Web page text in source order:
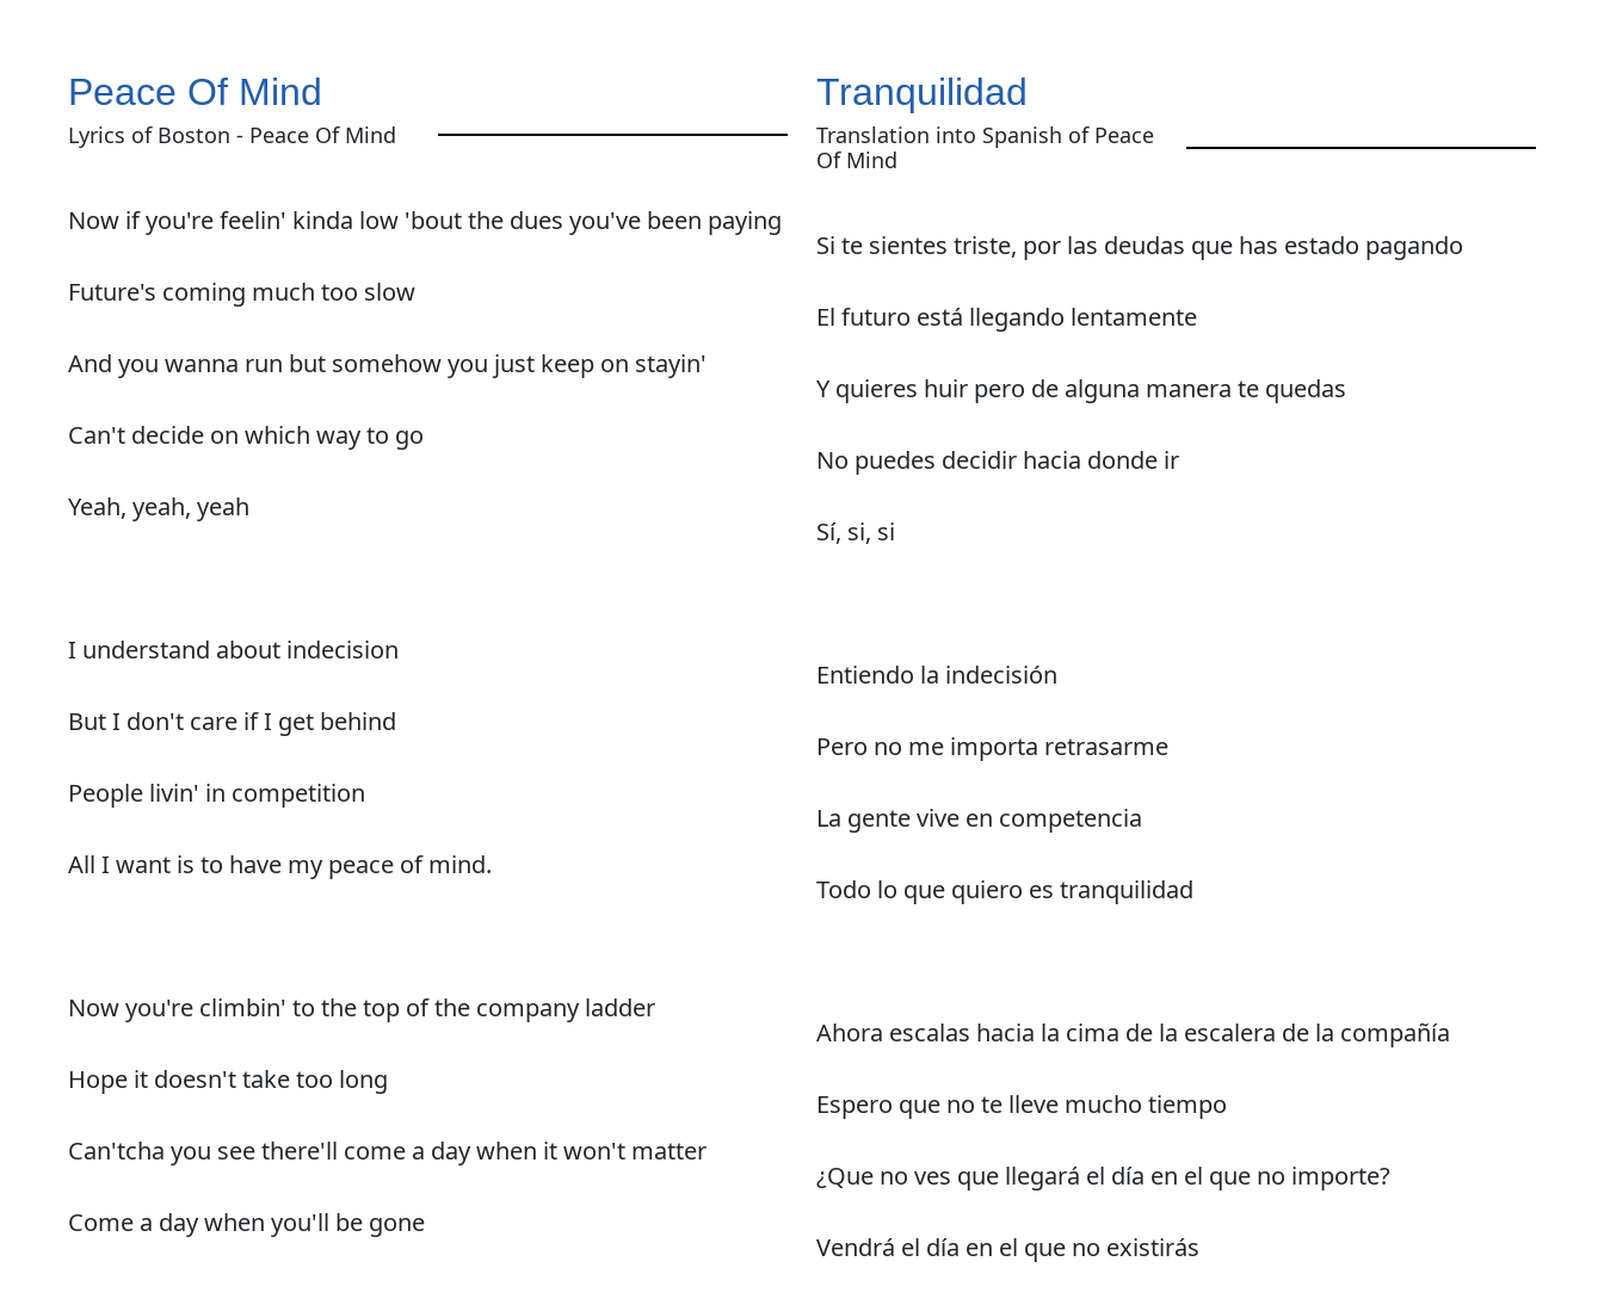
Peace Of Mind
Lyrics of Boston - Peace Of Mind
Now if you're feelin' kinda low 'bout the dues you've been paying
Future's coming much too slow
And you wanna run but somehow you just keep on stayin'
Can't decide on which way to go
Yeah, yeah, yeah
I understand about indecision
But I don't care if I get behind
People livin' in competition
All I want is to have my peace of mind.
Now you're climbin' to the top of the company ladder
Hope it doesn't take too long
Can'tcha you see there'll come a day when it won't matter
Come a day when you'll be gone
Tranquilidad
Translation into Spanish of Peace
Of Mind
Si te sientes triste, por las deudas que has estado pagando
El futuro está llegando lentamente
Y quieres huir pero de alguna manera te quedas
No puedes decidir hacia donde ir
Sí, si, si
Entiendo la indecisión
Pero no me importa retrasarme
La gente vive en competencia
Todo lo que quiero es tranquilidad
Ahora escalas hacia la cima de la escalera de la compañía
Espero que no te lleve mucho tiempo
¿Que no ves que llegará el día en el que no importe?
Vendrá el día en el que no existirás